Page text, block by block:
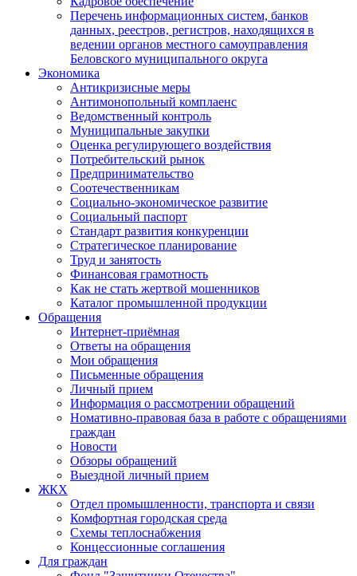
Перечень информационных систем, банков
данных, реестров, регистров, находящихся в
ведении органов местного самоуправления
Беловского муниципального округа
Экономика
Антикризисные меры
Антимонопольный комплаенс
Ведомственный контроль
Муниципальные закупки
Оценка регулирующего воздействия
Потребительский рынок
Предпринимательство
Соотечественникам
Социально-экономическое развитие
Социальный паспорт
Стандарт развития конкуренции
Стратегическое планирование
Труд и занятость
Финансовая грамотность
Как не стать жертвой мошенников
Каталог промышленной продукции
Обращения
Интернет-приёмная
Ответы на обращения
Мои обращения
Письменные обращения
Личный прием
Информация о рассмотрении обращений
Номативно-правовая база в работе с обращениями
граждан
Новости
Обзоры обращений
Выездной личный прием
ЖКХ
Отдел промышленности, транспорта и связи
Комфортная городская среда
Схемы теплоснабжения
Концессионные соглашения
Для граждан